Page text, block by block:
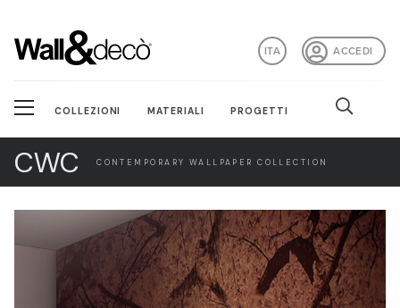
ACCEDI
ITA
COLLEZIONI MATERIALI PROGETTI
CWC CONTEMPORARY WALLPAPER COLLECTION